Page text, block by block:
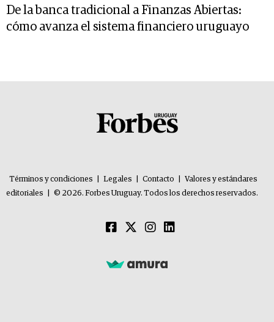
De la banca tradicional a Finanzas Abiertas:
cómo avanza el sistema financiero uruguayo
Términos y condiciones Legales Contacto
Valores y estándares
editoriales
© 2026. Forbes Uruguay. Todos los derechos reservados.